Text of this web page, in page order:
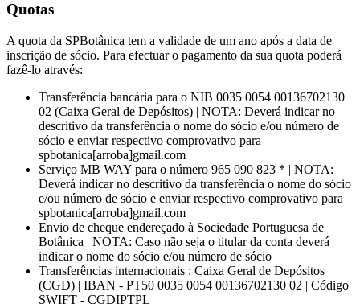
Quotas
A quota da SPBotânica tem a validade de um ano após a data de
inscrição de sócio. Para efectuar o pagamento da sua quota poderá
fazê-lo através:
Transferência bancária para o NIB 0035 0054 00136702130
02 (Caixa Geral de Depósitos) | NOTA: Deverá indicar no
descritivo da transferência o nome do sócio e/ou número de
sócio e enviar respectivo comprovativo para
spbotanica[arroba]gmail.com
Serviço MB WAY para o número 965 090 823 * | NOTA:
Deverá indicar no descritivo da transferência o nome do sócio
e/ou número de sócio e enviar respectivo comprovativo para
spbotanica[arroba]gmail.com
Envio de cheque endereçado à Sociedade Portuguesa de
Botânica | NOTA: Caso não seja o titular da conta deverá
indicar o nome do sócio e/ou número de sócio
Transferências internacionais : Caixa Geral de Depósitos
(CGD) | IBAN - PT50 0035 0054 00136702130 02 | Código
SWIFT - CGDIPTPL